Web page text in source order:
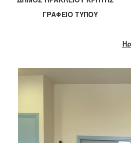
Φυσικές
(Κ.Α.Π.Η.)
Κέντρα
Παιδιών
ΓΡΑΦΕΙΟ ΤΥΠΟΥ